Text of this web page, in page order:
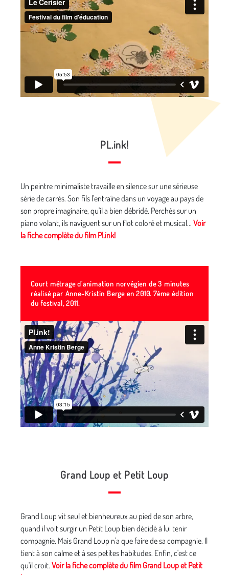
PL.ink!
Un peintre minimaliste travaille en silence sur une sérieuse
série de carrés. Son fils l'entraîne dans un voyage au pays de
son propre imaginaire, qu'il a bien débridé. Perchés sur un
piano volant, ils naviguent sur un flot coloré et musical... Voir
la fiche complète du film Pl.ink!
Court métrage d'animation norvégien de 3 minutes
réalisé par Anne-Kristin Berge en 2010. 7ème édition
du festival, 2011.
Grand Loup et Petit Loup
Grand Loup vit seul et bienheureux au pied de son arbre,
quand il voit surgir un Petit Loup bien décidé à lui tenir
compagnie. Mais Grand Loup n'a que faire de sa compagnie. Il
tient à son calme et à ses petites habitudes. Enfin, c'est ce
qu'il croit. Voir la fiche complète du film Grand Loup et Petit